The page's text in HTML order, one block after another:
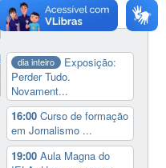
19:00
Cine paredão:
programação de rec...
dia inteiro
Exposição:
Perder Tudo.
Novament...
16:00Curso de formação
em Jornalismo ...
19:00Aula Magna do